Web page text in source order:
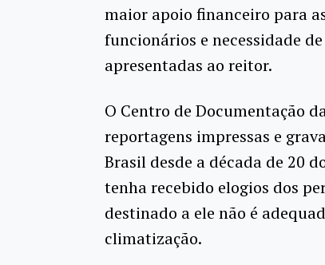
maior apoio financeiro para
funcionários e necessidade
apresentadas ao reitor.
O Centro de Documentação
reportagens impressas e
Brasil desde a década de 20
tenha recebido elogios dos
destinado a ele não é
climatização.